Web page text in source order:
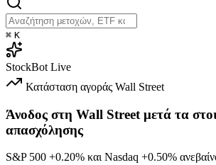
⌘ K
StockBot Live
Κατάσταση αγοράς Wall Street
Άνοδος στη Wall Street μετά τα
απασχόλησης
S&P 500 +0.20% και Nasdaq +0.50%